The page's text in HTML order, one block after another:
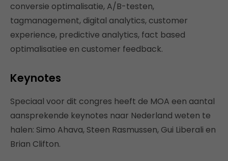
conversie optimalisatie, A/B-testen,
tagmanagement, digital analytics, customer
experience, predictive analytics, fact based
optimalisatiee en customer feedback.
Keynotes
Speciaal voor dit congres heeft de MOA een aantal
aansprekende keynotes naar Nederland weten te
halen: Simo Ahava, Steen Rasmussen, Gui Liberali en
Brian Clifton.